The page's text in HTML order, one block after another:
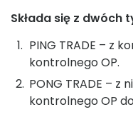
Składa się z dwóch
PING TRADE – z
kontrolnego OP.
PONG TRADE –
kontrolnego OP